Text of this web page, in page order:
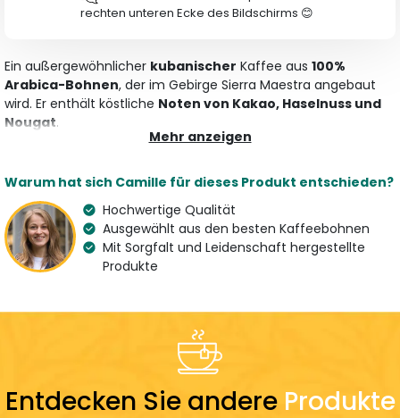
rechten unteren Ecke des Bildschirms 😊
Ein außergewöhnlicher kubanischer Kaffee aus 100%
Arabica-Bohnen, der im Gebirge Sierra Maestra angebaut
wird. Er enthält köstliche Noten von Kakao, Haselnuss und
Nougat.
Art
Specialty Coffee
Kaffeepulver
Aroma
Kakao, Haselnuss und
Nougat
Variation
100 % Arabica
Herkunft
France
Dosierung
7 g
Mehr anzeigen
Warum hat sich Camille für dieses Produkt entschieden?
Hochwertige Qualität
Ausgewählt aus den besten Kaffeebohnen
Mit Sorgfalt und Leidenschaft hergestellte
Produkte
Entdecken Sie andere Produkte